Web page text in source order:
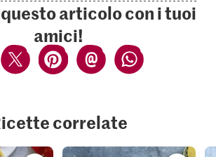
articolo con i tuoi
amici!
correlate